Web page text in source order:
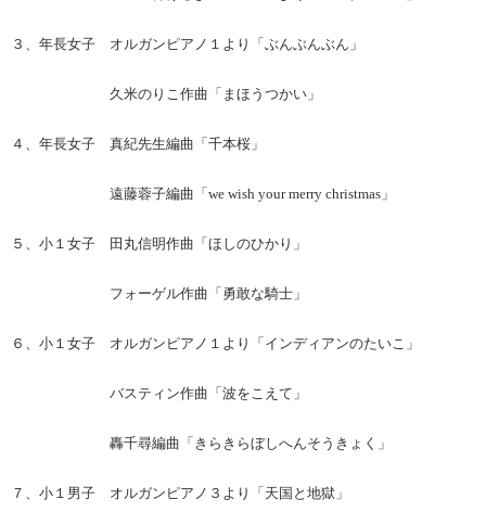
３、年長女子 オルガンピアノ１より「ぶんぶんぶん」
久米のりこ作曲「まほうつかい」
４、年長女子 真紀先生編曲「千本桜」
遠藤蓉子編曲「we wish your merry christmas」
５、小１女子 田丸信明作曲「ほしのひかり」
フォーゲル作曲「勇敢な騎士」
６、小１女子 オルガンピアノ１より「インディアンのたいこ」
バスティン作曲「波をこえて」
轟千尋編曲「きらきらぼしへんそうきょく」
７、小１男子 オルガンピアノ３より「天国と地獄」